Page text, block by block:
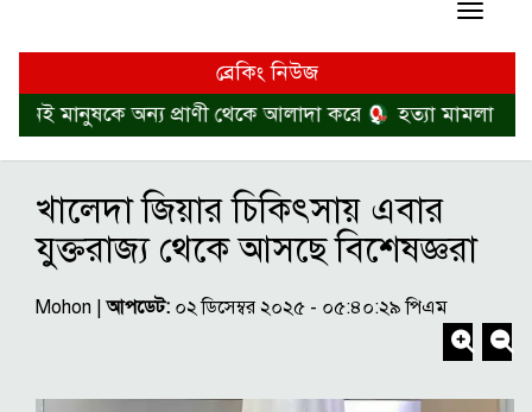
ব্রেকিং নিউজ
মানুষকে অন্য প্রাণী থেকে আলাদা করে
হত্যা মামলা থেকে
খালেদা জিয়ার চিকিৎসায় এবার
যুক্তরাজ্য থেকে আসছে বিশেষজ্ঞরা
Mohon |আপডেট: ০২ ডিসেম্বর ২০২৫ - ০৫:৪০:২৯ পিএম